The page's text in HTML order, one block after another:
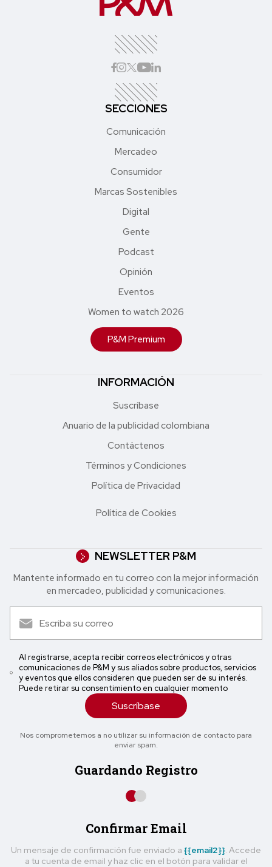
SECCIONES
Comunicación
Mercadeo
Consumidor
Marcas Sostenibles
Digital
Gente
Podcast
Opinión
Eventos
Women to watch 2026
P&M Premium
INFORMACIÓN
Suscríbase
Anuario de la publicidad colombiana
Contáctenos
Términos y Condiciones
Política de Privacidad
Política de Cookies
NEWSLETTER P&M
Mantente informado en tu correo con la mejor in formación
en mercadeo, publicidad y comunicaciones.
Al registrarse, acepta recibir correos electrónicos y otras
comunicaciones de P&M y sus aliados sobre productos, servicios
y eventos que ellos consideren que pueden ser de su interés.
Puede retirar su consentimiento en cualquier momento
Suscríbase
Nos comprometemos a no utilizar su información de contacto para
enviar spam.
Guardando Registro
Confirmar Email
Un mensaje de confirmación fue enviado a {{email2}} . Accede
a tu cuenta de email y haz clic en el botón para validar el